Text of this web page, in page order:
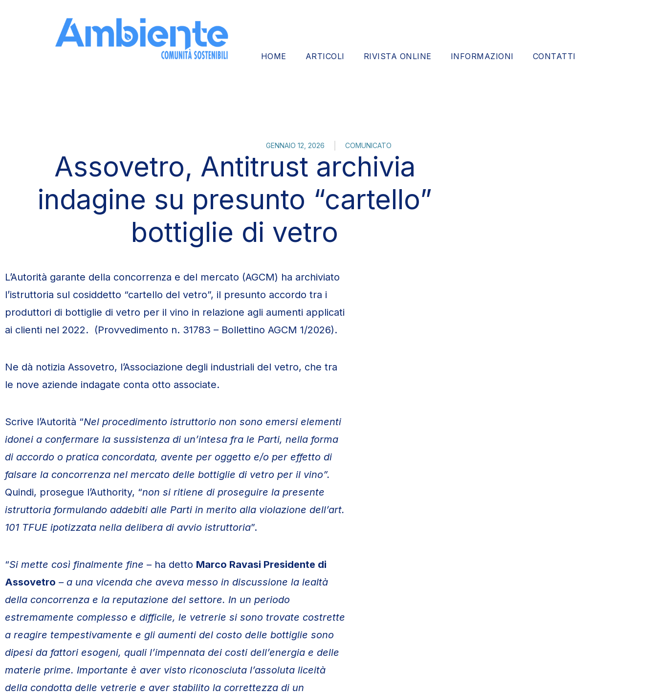
HOME ARTICOLI RIVISTA ONLINE INFORMAZIONI CONTATTI
GENNAIO 12, 2026 COMUNICATO
Assovetro, Antitrust archivia
indagine su presunto “cartello”
bottiglie di vetro
L’Autorità garante della concorrenza e del mercato (AGCM) ha archiviato
l’istruttoria sul cosiddetto “cartello del vetro”, il presunto accordo tra i
produttori di bottiglie di vetro per il vino in relazione agli aumenti applicati
ai clienti nel 2022. (Provvedimento n. 31783 – Bollettino AGCM 1/2026).
Ne dà notizia Assovetro, l’Associazione degli industriali del vetro, che tra
le nove aziende indagate conta otto associate.
Scrive l’Autorità “Nel procedimento istruttorio non sono emersi elementi
idonei a confermare la sussistenza di un’intesa fra le Parti, nella forma
di accordo o pratica concordata, avente per oggetto e/o per effetto di
falsare la concorrenza nel mercato delle bottiglie di vetro per il vino”.
Quindi, prosegue l’Authority, “non si ritiene di proseguire la presente
istruttoria formulando addebiti alle Parti in merito alla violazione dell’art.
101 TFUE ipotizzata nella delibera di avvio istruttoria”.
“Si mette così finalmente fine – ha detto Marco Ravasi Presidente di
Assovetro – a una vicenda che aveva messo in discussione la lealtà
della concorrenza e la reputazione del settore. In un periodo
estremamente complesso e difficile, le vetrerie si sono trovate costrette
a reagire tempestivamente e gli aumenti del costo delle bottiglie sono
dipesi da fattori esogeni, quali l’impennata dei costi dell’energia e delle
materie prime. Importante è aver visto riconosciuta l’assoluta liceità
della condotta delle vetrerie e aver stabilito la correttezza di un